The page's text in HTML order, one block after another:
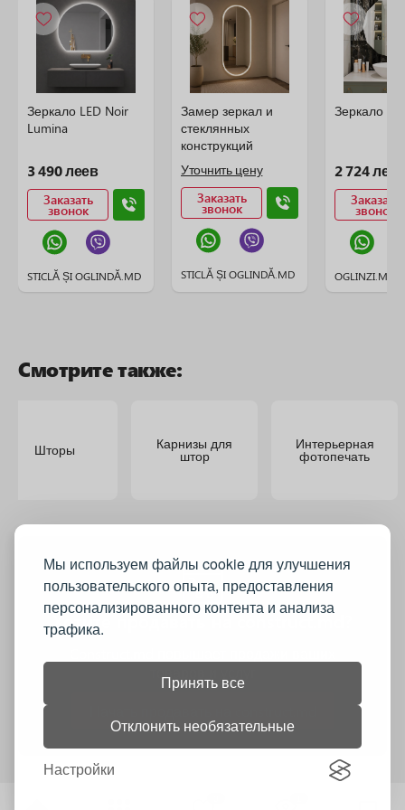
Мы используем файлы cookie для улучшения
пользовательского опыта, предоставления
персонализированного контента и анализа
трафика.
Принять все
Отклонить необязательные
Настройки
Зеркало LED Noir
Lumina
3 490 леев
Заказать
звонок
STICLĂ ȘI OGLINDĂ.MD
Замер зеркал и
стеклянных
конструкций
Уточнить цену
Заказать
звонок
STICLĂ ȘI OGLINDĂ.MD
Зеркало
2 724 леев
Заказать
звонок
OGLINZI.MD
Смотрите также:
Шторы Карнизы для
штор
Интерьерная
фотопечать
Хотите продавать на construct.md?